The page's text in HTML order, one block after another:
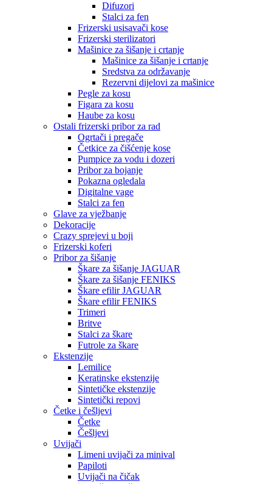
Difuzori
Stalci za fen
Frizerski usisavači kose
Frizerski sterilizatori
Mašinice za šišanje i crtanje
Mašinice za šišanje i crtanje
Sredstva za održavanje
Rezervni dijelovi za mašinice
Pegle za kosu
Figara za kosu
Haube za kosu
Ostali frizerski pribor za rad
Ogrtači i pregače
Četkice za čišćenje kose
Pumpice za vodu i dozeri
Pribor za bojanje
Pokazna ogledala
Digitalne vage
Stalci za fen
Glave za vježbanje
Dekoracije
Crazy sprejevi u boji
Frizerski koferi
Pribor za šišanje
Škare za šišanje JAGUAR
Škare za šišanje FENIKS
Škare efilir JAGUAR
Škare efilir FENIKS
Trimeri
Britve
Stalci za škare
Futrole za škare
Ekstenzije
Lemilice
Keratinske ekstenzije
Sintetičke ekstenzije
Sintetički repovi
Četke i češljevi
Četke
Češljevi
Uvijači
Limeni uvijači za minival
Papiloti
Uvijači na čičak